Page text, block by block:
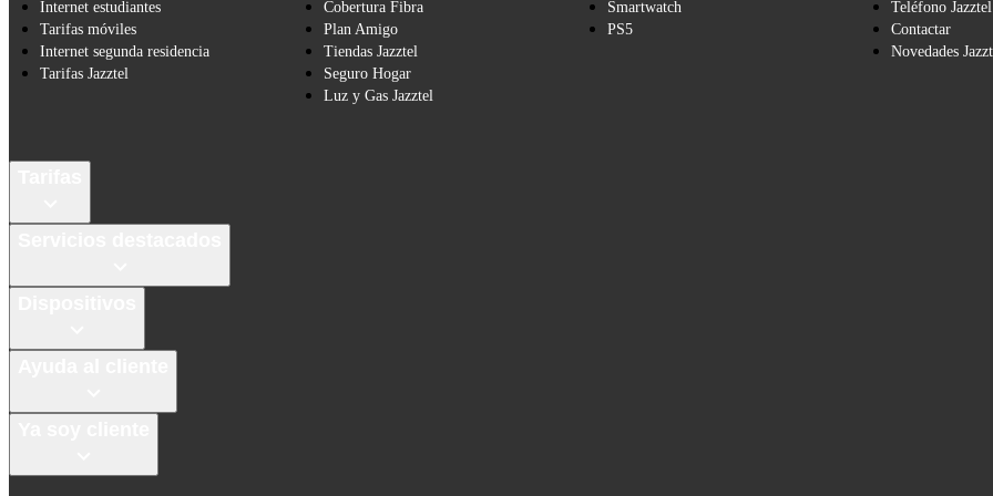
Internet estudiantes
Tarifas móviles
Internet segunda residencia
Tarifas Jazztel
Cobertura Fibra
Plan Amigo
Tiendas Jazztel
Seguro Hogar
Luz y Gas Jazztel
Smartwatch
PS5
Teléfono Jazztel
Contactar
Novedades